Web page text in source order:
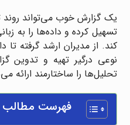
یک گزارش خوب می‌تواند روند
تسهیل کرده و داده‌ها را به
کند. از مدیران ارشد گرفته
نوعی درگیر تهیه و تدوین
تحلیل‌ها را ساختارمند ارائه
فهرست مطالب